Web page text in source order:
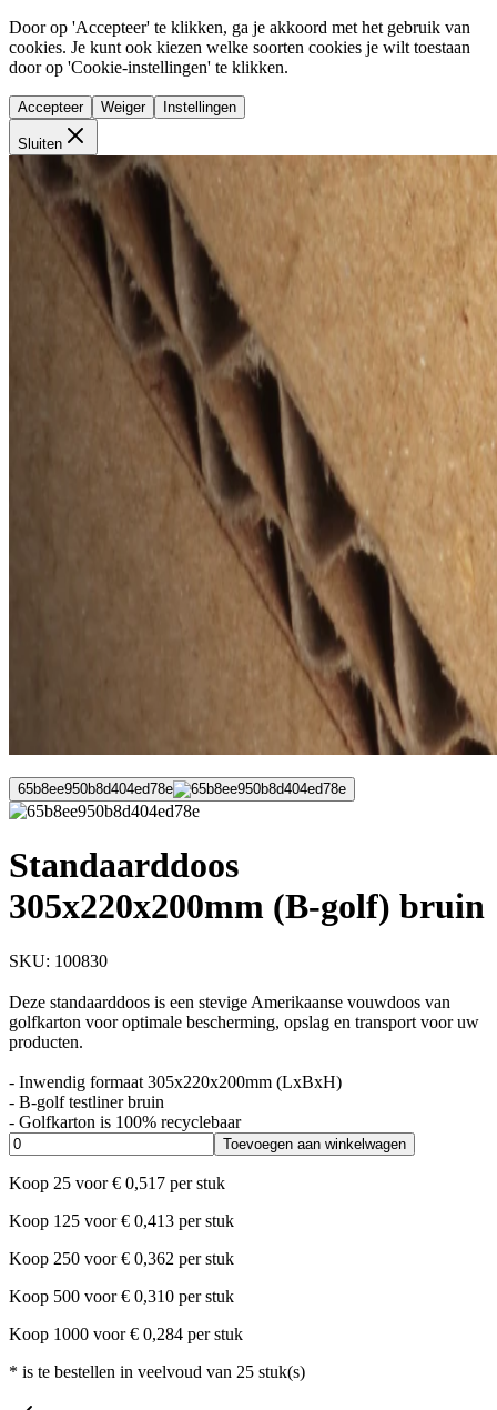
Door op 'Accepteer' te klikken, ga je akkoord met het gebruik van
cookies. Je kunt ook kiezen welke soorten cookies je wilt toestaan
door op 'Cookie-instellingen' te klikken.
Accepteer Weiger Instellingen
Sluiten
65b8ee950b8d404ed78e
Standaarddoos
305x220x200mm (B-golf) bruin
SKU: 100830
Deze standaarddoos is een stevige Amerikaanse vouwdoos van
golfkarton voor optimale bescherming, opslag en transport voor uw
producten.
- Inwendig formaat 305x220x200mm (LxBxH)
- B-golf testliner bruin
- Golfkarton is 100% recyclebaar
Toevoegen aan winkelwagen
Koop 25 voor € 0,517 per stuk
Koop 125 voor € 0,413 per stuk
Koop 250 voor € 0,362 per stuk
Koop 500 voor € 0,310 per stuk
Koop 1000 voor € 0,284 per stuk
* is te bestellen in veelvoud van 25 stuk(s)